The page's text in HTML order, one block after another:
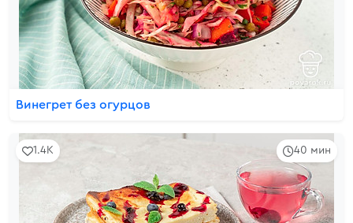
Винегрет без огурцов
40 мин
1.4K